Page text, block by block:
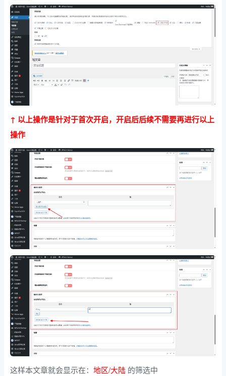
↑ 以上操作是针对于首次开启，开启后后续不需要再进行以上
操作
这样本文章就会显示在： 地区/大陆 的筛选中